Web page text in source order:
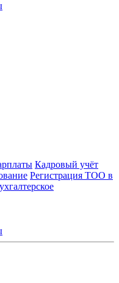
Кадровый учёт
Регистрация ТОО в